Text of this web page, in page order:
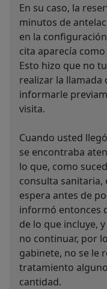
En su caso, la
minutos de
en la
cita aparecía
Esto hizo que no
realizar la
informarle
visita.
Cuando usted
se encontraba
lo que, como
consulta sanitaria,
espera antes de
informó entonces
de lo que incluye,
no continuar, por
gabinete, no se le
tratamiento
cantidad.